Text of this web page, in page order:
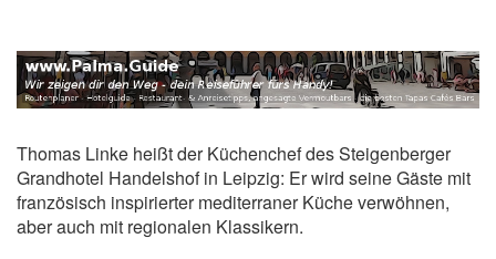
Thomas Linke heißt der Küchenchef des Steigenberger
Grandhotel Handelshof in Leipzig: Er wird seine Gäste mit
französisch inspirierter mediterraner Küche verwöhnen,
aber auch mit regionalen Klassikern.